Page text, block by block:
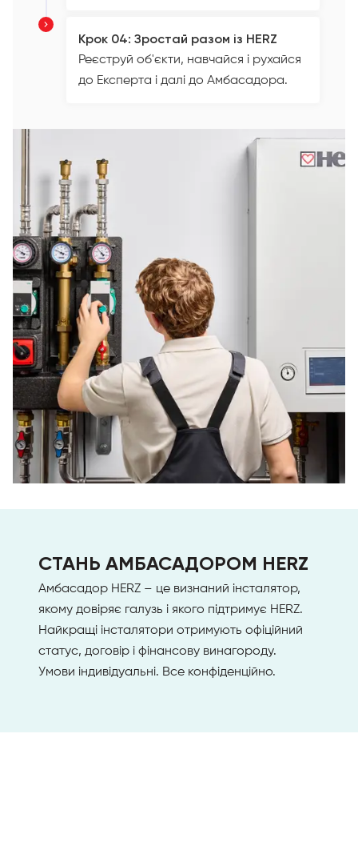
Крок 04: Зростай разом із HERZ
Реєструй об'єкти, навчайся і рухайся
до Експерта і далі до Амбасадора.
СТАНЬ АМБАСАДОРОМ HERZ
Амбасадор HERZ – це визнаний інсталятор,
якому довіряє галузь і якого підтримує HERZ.
Найкращі інсталятори отримують офіційний
статус, договір і фінансову винагороду.
Умови індивідуальні. Все конфіденційно.